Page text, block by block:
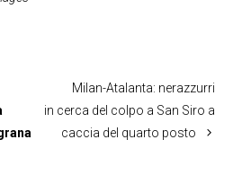
Milan-Atalanta: nerazzurri
in cerca del colpo a San Siro a
caccia del quarto posto